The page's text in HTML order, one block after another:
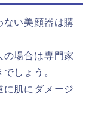
ない美顔器は購
場合は専門家
しょう。
に肌にダメージ